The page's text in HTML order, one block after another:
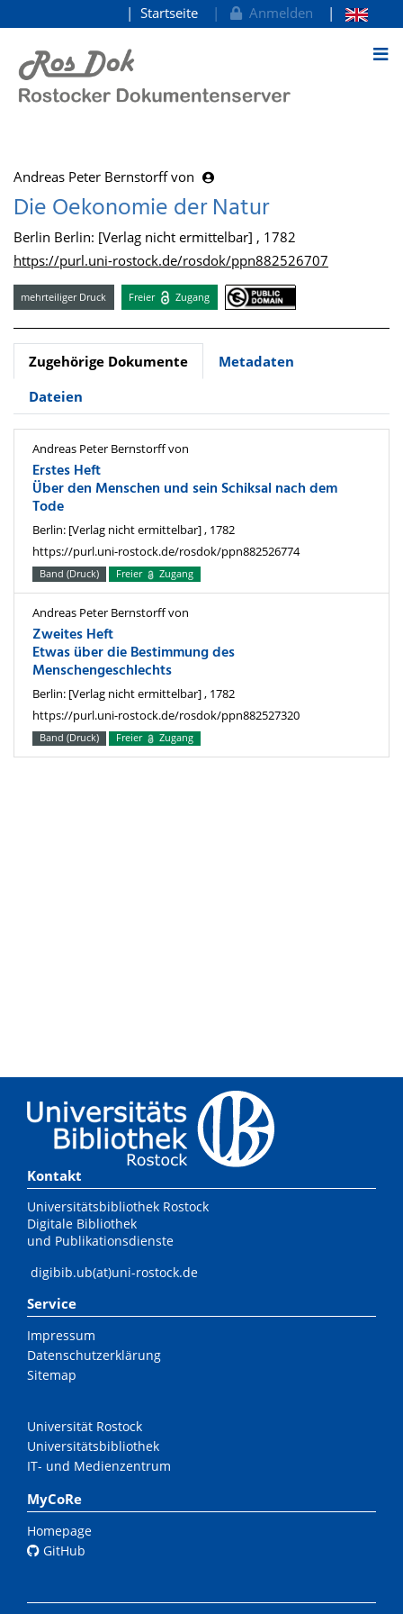
zum Inhalt
Startseite Anmelden
Andreas Peter Bernstorff von
Die Oekonomie der Natur
Berlin Berlin: [Verlag nicht ermittelbar] , 1782
https://purl.uni-rostock.de/rosdok/ppn882526707
mehrteiliger Druck Freier Zugang
Zugehörige Dokumente
Metadaten
Dateien
Andreas Peter Bernstorff von
Erstes Heft
Über den Menschen und sein Schiksal nach dem
Tode
Berlin: [Verlag nicht ermittelbar] , 1782
https://purl.uni-rostock.de/rosdok/ppn882526774
Band (Druck) Freier Zugang
Andreas Peter Bernstorff von
Zweites Heft
Etwas über die Bestimmung des
Menschengeschlechts
Berlin: [Verlag nicht ermittelbar] , 1782
https://purl.uni-rostock.de/rosdok/ppn882527320
Band (Druck) Freier Zugang
Kontakt
Universitätsbibliothek Rostock
Digitale Bibliothek
und Publikationsdienste
digibib.ub(at)uni-rostock.de
Service
Impressum
Datenschutzerklärung
Sitemap
Universität Rostock
Universitätsbibliothek
IT- und Medienzentrum
MyCoRe
Homepage
GitHub